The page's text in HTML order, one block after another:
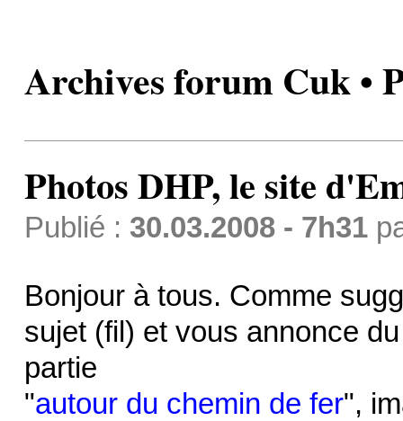
Archives forum Cuk •
Photos DHP, le site
Publié : 30.03.2008 - 7h31
Bonjour à tous. Comme
sujet (fil) et vous annonce
partie
"autour du chemin de fer",